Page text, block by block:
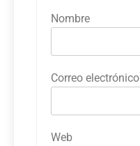
Nombre
Correo electrónico
Web